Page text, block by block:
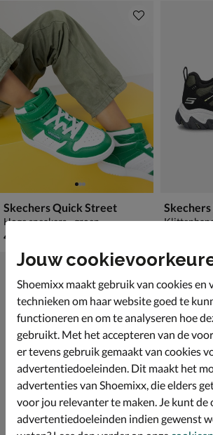
Skechers Quick Street
Hoge sneakers - groen
€ 49,99
49
Skechers
Jouw
Shoemixx maakt gebruik van cookies en
technieken om haar website goed te
functioneren en om te analyseren hoe
gebruikt. Met het accepteren van de
er tevens gebruik gemaakt van cookies
advertentiedoeleinden. Dit maakt het
advertenties van Shoemixx, die elders
voor jou relevanter te maken. Je kunt de
advertentiedoeleinden indien gewenst